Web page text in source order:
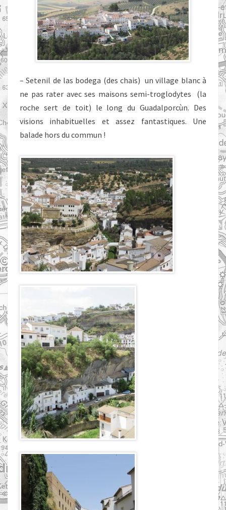
– Setenil de las bodega (des chais) un village blanc à
ne pas rater avec ses maisons semi-troglodytes (la
roche sert de toit) le long du Guadalporcùn. Des
visions inhabituelles et assez fantastiques. Une
balade hors du commun !